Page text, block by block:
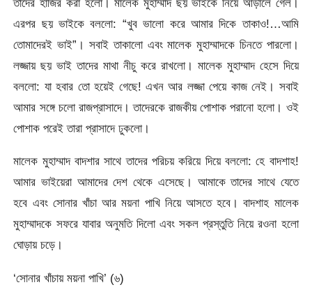
তাদের হাজির করা হলো। মালেক মুহাম্মাদ ছয় ভাইকে নিয়ে আড়ালে গেল।
এরপর ছয় ভাইকে বললো: “খুব ভালো করে আমার দিকে তাকাও!…আমি
তোমাদেরই ভাই”। সবাই তাকালো এবং মালেক মুহাম্মাদকে চিনতে পারলো।
লজ্জায় ছয় ভাই তাদের মাথা নীচু করে রাখলো। মালেক মুহাম্মাদ হেসে দিয়ে
বললো: যা হবার তো হয়েই গেছে! এখন আর লজ্জা পেয়ে কাজ নেই। সবাই
আমার সঙ্গে চলো রাজপ্রাসাদে। তাদেরকে রাজকীয় পোশাক পরানো হলো। ওই
পোশাক পরেই তারা প্রাসাদে ঢুকলো।
মালেক মুহাম্মাদ বাদশার সাথে তাদের পরিচয় করিয়ে দিয়ে বললো: হে বাদশাহ!
আমার ভাইয়েরা আমাদের দেশ থেকে এসেছে। আমাকে তাদের সাথে যেতে
হবে এবং সোনার খাঁচা আর ময়না পাখি নিয়ে আসতে হবে। বাদশাহ মালেক
মুহাম্মাদকে সফরে যাবার অনুমতি দিলো এবং সকল প্রস্তুতি নিয়ে রওনা হলো
ঘোড়ায় চড়ে।
‘সোনার খাঁচায় ময়না পাখি’ (৬)